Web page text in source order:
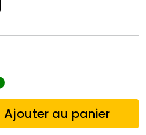
Ajouter au panier